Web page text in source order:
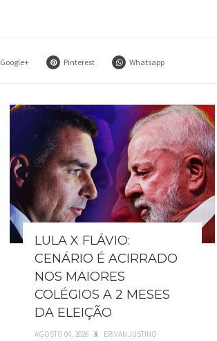
Google+ Pinterest Whatsapp
LULA X FLÁVIO:
CENÁRIO É ACIRRADO
NOS MAIORES
COLÉGIOS A 2 MESES
DA ELEIÇÃO
AGOSTO 04, 2026 X ERIVAN JUSTINO